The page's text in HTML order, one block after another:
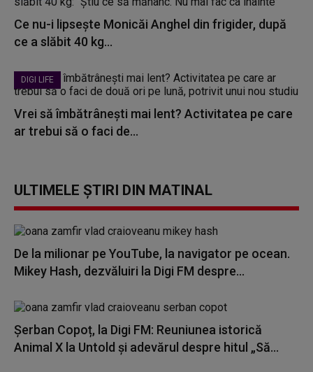
Ce nu-i lipsește Monicăi Anghel din frigider, după
ce a slăbit 40 kg...
DIGI LIFE
Vrei să îmbătrânești mai lent? Activitatea pe care
ar trebui să o faci de...
ULTIMELE ȘTIRI DIN MATINAL
De la milionar pe YouTube, la navigator pe ocean.
Mikey Hash, dezvăluiri la Digi FM despre...
Șerban Copoț, la Digi FM: Reuniunea istorică
Animal X la Untold și adevărul despre hitul „Să...